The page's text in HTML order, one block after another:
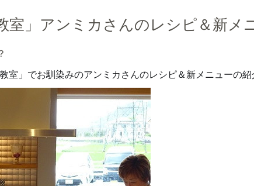
室」アンミカさんのレシピ＆新メ
室」でお馴染みのアンミカさんのレシピ＆新メニューの紹